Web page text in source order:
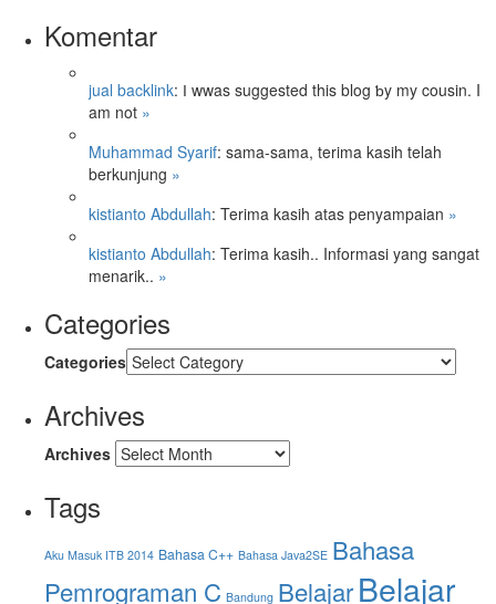
Komentar
jual backlink: Ӏ wwas suggested this blog ƅy my cousin. I
am not »
Muhammad Syarif: sama-sama, terima kasih telah
berkunjung »
kistianto Abdullah: Terima kasih atas penyampaian »
kistianto Abdullah: Terima kasih.. Informasi yang sangat
menarik.. »
Categories
Categories
Archives
Archives
Tags
Aku Masuk ITB 2014 Bahasa C++ Bahasa Java2SE Bahasa
Pemrograman C Bandung BelajarBelajar